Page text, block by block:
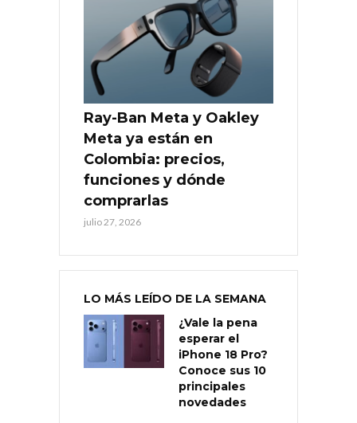
Ray-Ban Meta y Oakley
Meta ya están en
Colombia: precios,
funciones y dónde
comprarlas
julio 27, 2026
LO MÁS LEÍDO DE LA SEMANA
¿Vale la pena
esperar el
iPhone 18 Pro?
Conoce sus 10
principales
novedades